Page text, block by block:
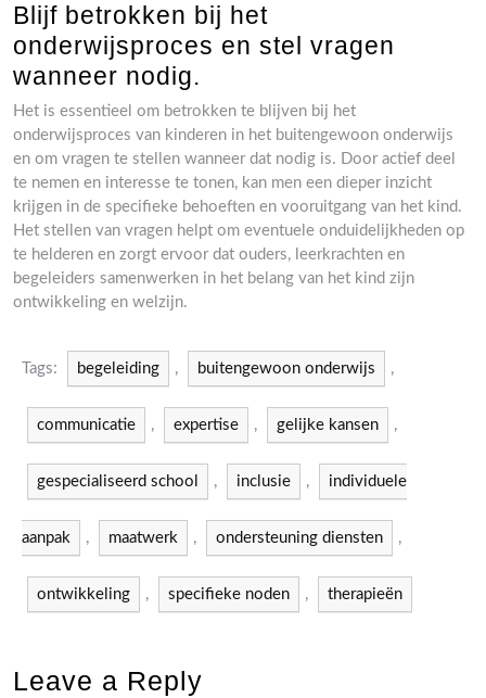
Blijf betrokken bij het
onderwijsproces en stel vragen
wanneer nodig.
Het is essentieel om betrokken te blijven bij het
onderwijsproces van kinderen in het buitengewoon onderwijs
en om vragen te stellen wanneer dat nodig is. Door actief deel
te nemen en interesse te tonen, kan men een dieper inzicht
krijgen in de specifieke behoeften en vooruitgang van het kind.
Het stellen van vragen helpt om eventuele onduidelijkheden op
te helderen en zorgt ervoor dat ouders, leerkrachten en
begeleiders samenwerken in het belang van het kind zijn
ontwikkeling en welzijn.
Tags: begeleiding , buitengewoon onderwijs ,
communicatie , expertise , gelijke kansen ,
gespecialiseerd school , inclusie , individuele
aanpak , maatwerk , ondersteuning diensten ,
ontwikkeling , specifieke noden , therapieën
Leave a Reply